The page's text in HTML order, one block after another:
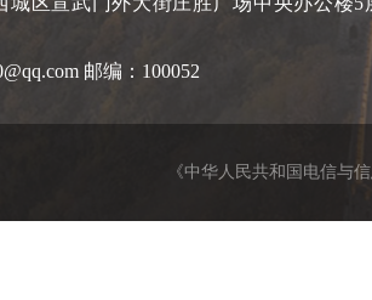
邮编：100052
《中华人民共和国电信与